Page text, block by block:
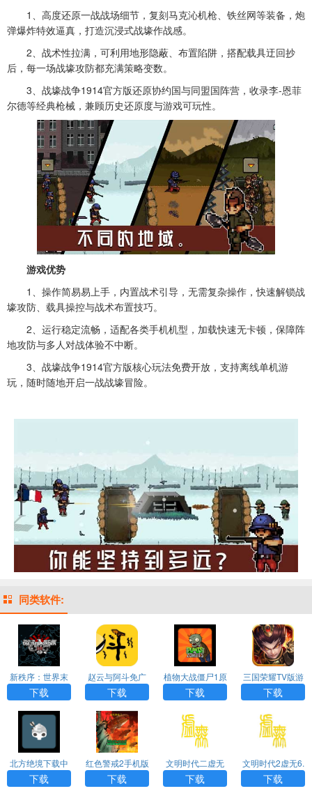
1、高度还原一战战场细节，复刻马克沁机枪、铁丝网等装备，炮
弹爆炸特效逼真，打造沉浸式战壕作战感。
2、战术性拉满，可利用地形隐蔽、布置陷阱，搭配载具迂回抄
后，每一场战壕攻防都充满策略变数。
3、战壕战争1914官方版还原协约国与同盟国阵营，收录李-恩菲
尔德等经典枪械，兼顾历史还原度与游戏可玩性。
游戏优势
1、操作简易易上手，内置战术引导，无需复杂操作，快速解锁战
壕攻防、载具操控与战术布置技巧。
2、运行稳定流畅，适配各类手机机型，加载快速无卡顿，保障阵
地攻防与多人对战体验不中断。
3、战壕战争1914官方版核心玩法免费开放，支持离线单机游
玩，随时随地开启一战战壕冒险。
同类软件:
新秩序：世界末
日汉化版游戏AP
P下载
下载
赵云与阿斗免广
告版下载
下载
植物大战僵尸1原
版下载中文版
下载
三国荣耀TV版游
戏APP下载
下载
北方绝境下载中
文版
下载
红色警戒2手机版
下载
文明时代二虚无
中文版下载
下载
文明时代2虚无6.
0最新版
下载